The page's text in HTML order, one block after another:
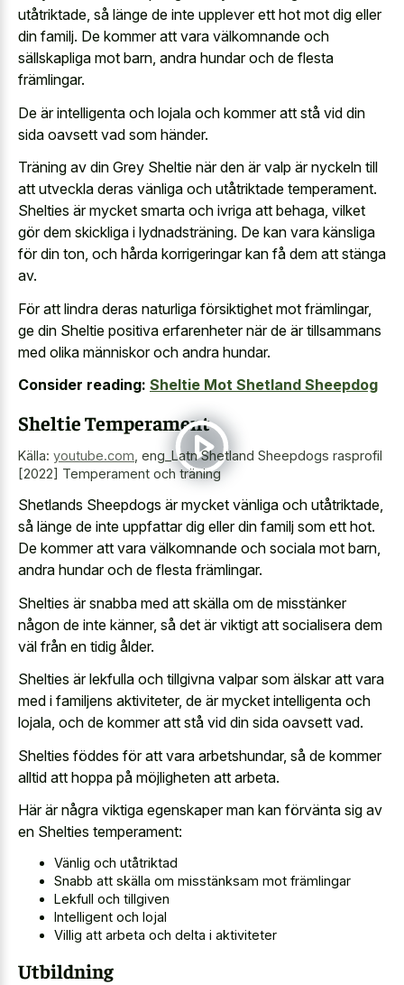
utåtriktade, så länge de inte upplever ett hot mot dig eller
din familj. De kommer att vara välkomnande och
sällskapliga mot barn, andra hundar och de flesta
främlingar.
De är intelligenta och lojala och kommer att stå vid din
sida oavsett vad som händer.
Träning av din Grey Sheltie när den är valp är nyckeln till
att utveckla deras vänliga och utåtriktade temperament.
Shelties är mycket smarta och ivriga att behaga, vilket
gör dem skickliga i lydnadsträning. De kan vara känsliga
för din ton, och hårda korrigeringar kan få dem att stänga
av.
För att lindra deras naturliga försiktighet mot främlingar,
ge din Sheltie positiva erfarenheter när de är tillsammans
med olika människor och andra hundar.
Consider reading: Sheltie Mot Shetland Sheepdog
Sheltie Temperament
Källa: youtube.com eng_Latn Shetland Sheepdogs rasprofil
[2022] Temperament och träning
Shetlands Sheepdogs är mycket vänliga och utåtriktade,
så länge de inte uppfattar dig eller din familj som ett hot.
De kommer att vara välkomnande och sociala mot barn,
andra hundar och de flesta främlingar.
Shelties är snabba med att skälla om de misstänker
någon de inte känner, så det är viktigt att socialisera dem
väl från en tidig ålder.
Shelties är lekfulla och tillgivna valpar som älskar att vara
med i familjens aktiviteter, de är mycket intelligenta och
lojala, och de kommer att stå vid din sida oavsett vad.
Shelties föddes för att vara arbetshundar, så de kommer
alltid att hoppa på möjligheten att arbeta.
Här är några viktiga egenskaper man kan förvänta sig av
en Shelties temperament:
Vänlig och utåtriktad
Snabb att skälla om misstänksam mot främlingar
Lekfull och tillgiven
Intelligent och lojal
Villig att arbeta och delta i aktiviteter
Utbildning